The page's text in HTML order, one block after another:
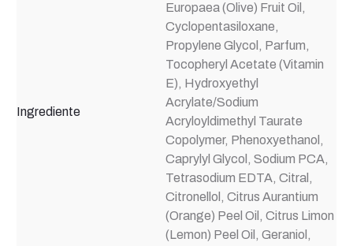
Ingrediente
Europaea (Olive) Fruit Oil,
Cyclopentasiloxane,
Propylene Glycol, Parfum,
Tocopheryl Acetate (Vitamin
E), Hydroxyethyl
Acrylate/Sodium
Acryloyldimethyl Taurate
Copolymer, Phenoxyethanol,
Caprylyl Glycol, Sodium PCA,
Tetrasodium EDTA, Citral,
Citronellol, Citrus Aurantium
(Orange) Peel Oil, Citrus Limon
(Lemon) Peel Oil, Geraniol,